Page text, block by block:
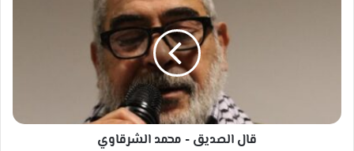
قال الصديق - محمد الشرقاوي